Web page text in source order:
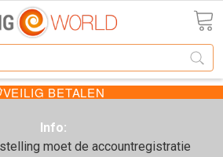
VEILIG BETALEN
Info:
moet de accountregistratie